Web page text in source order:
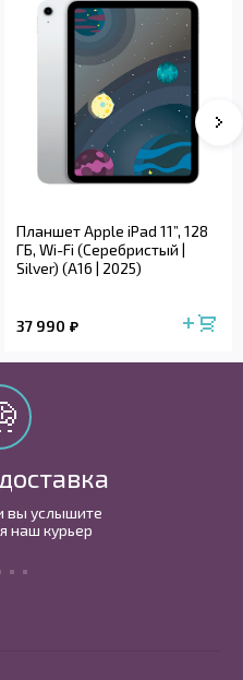
Планшет Apple iPad 11”, 128
ГБ, Wi-Fi (Серебристый |
Silver) (A16 | 2025)
37 990
вы услышите
наш курьер